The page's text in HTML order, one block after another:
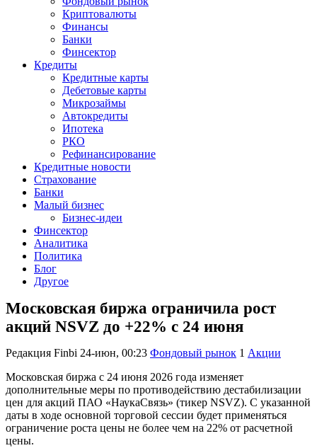
Криптовалюты
Финансы
Банки
Финсектор
Кредиты
Кредитные карты
Дебетовые карты
Микрозаймы
Автокредиты
Ипотека
РКО
Рефинансирование
Кредитные новости
Страхование
Банки
Малый бизнес
Бизнес-идеи
Финсектор
Аналитика
Политика
Блог
Другое
Московская биржа ограничила рост
акций NSVZ до +22% с 24 июня
Редакция Finbi 24-июн, 00:23 Фондовый рынок 1 Акции
Московская биржа с 24 июня 2026 года изменяет
дополнительные меры по противодействию дестабилизации
цен для акций ПАО «НаукаСвязь» (тикер NSVZ). С указанной
даты в ходе основной торговой сессии будет применяться
ограничение роста цены не более чем на 22% от расчетной
цены.